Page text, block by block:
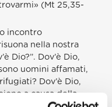
(Mt 25,35-
incontro
nella nostra
Dio?”. Dov’è Dio,
uomini affamati,
Dov’è Dio,
a causa della